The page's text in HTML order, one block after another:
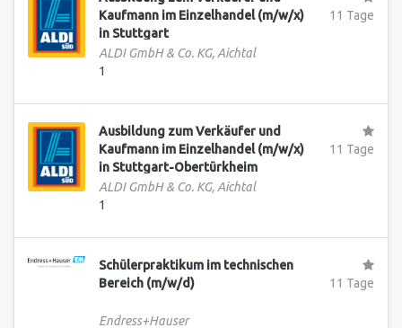
Kaufmann im Einzelhandel (m/w/x)
in Stuttgart
ALDI GmbH & Co. KG, Aichtal
1
11 Tage
Ausbildung zum Verkäufer und
Kaufmann im Einzelhandel (m/w/x)
in Stuttgart-Obertürkheim
ALDI GmbH & Co. KG, Aichtal
1
11 Tage
Schülerpraktikum im technischen
Bereich (m/w/d)
Endress+Hauser
11 Tage